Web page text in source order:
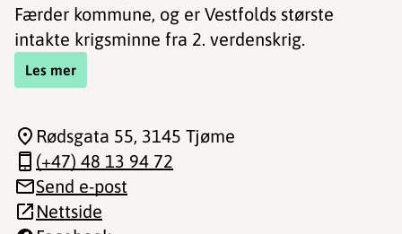
Færder kommune, og er Vestfolds største
intakte krigsminne fra 2. verdenskrig.
Les mer
Rødsgata 55, 3145 Tjøme
(+47) 48 13 94 72
Send e-post
Nettside